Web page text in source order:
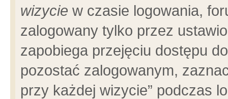
wizycie w czasie logowania,
zalogowany tylko przez
zapobiega przejęciu dostępu
pozostać zalogowanym,
przy każdej wizycie” podczas